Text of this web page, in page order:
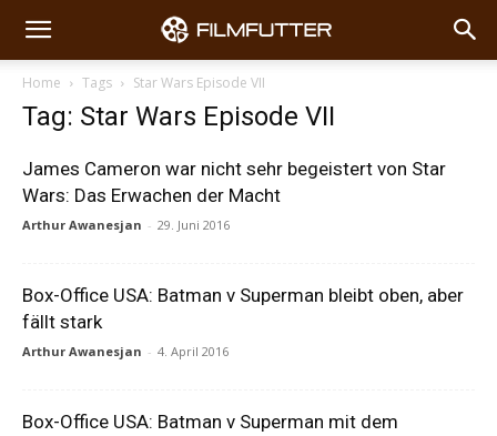
Home Tags Star Wars Episode VII
Tag: Star Wars Episode VII
James Cameron war nicht sehr begeistert von Star
Wars: Das Erwachen der Macht
Arthur Awanesjan - 29. Juni 2016
Box-Office USA: Batman v Superman bleibt oben, aber
fällt stark
Arthur Awanesjan - 4. April 2016
Box-Office USA: Batman v Superman mit dem